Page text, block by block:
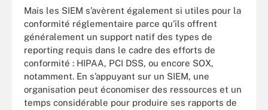
Mais les SIEM s’avèrent également si utiles pour la
conformité réglementaire parce qu’ils offrent
généralement un support natif des types de
reporting requis dans le cadre des efforts de
conformité : HIPAA, PCI DSS, ou encore SOX,
notamment. En s’appuyant sur un SIEM, une
organisation peut économiser des ressources et un
temps considérable pour produire ses rapports de